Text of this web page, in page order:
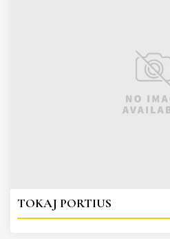
TOKAJ PORTIUS